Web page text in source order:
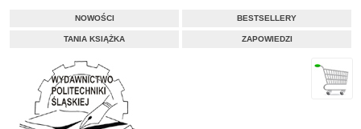
NOWOŚCI BESTSELLERY
TANIA KSIĄŻKA ZAPOWIEDZI